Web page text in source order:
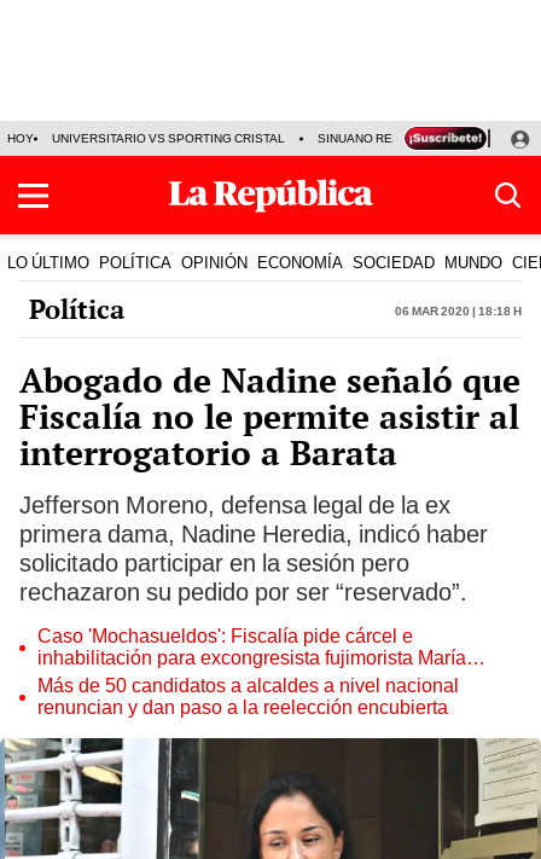
HOY UNIVERSITARIO VS SPORTING CRISTAL SINUANO RESULTADOS HOY
LO ÚLTIMO POLÍTICA OPINIÓN ECONOMÍA SOCIEDAD MUNDO
Política 06 Mar 2020 | 18:18 h
Abogado de Nadine señaló que
Fiscalía no le permite asistir al
interrogatorio a Barata
Jefferson Moreno, defensa legal de la ex
primera dama, Nadine Heredia, indicó haber
solicitado participar en la sesión pero
rechazaron su pedido por ser “reservado”.
Caso 'Mochasueldos': Fiscalía pide cárcel e
inhabilitación para excongresista fujimorista María
Cordero Jon Tay
Más de 50 candidatos a alcaldes a nivel nacional
renuncian y dan paso a la reelección encubierta